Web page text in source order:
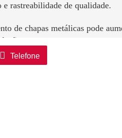
e rastreabilidade de qualidade.
de chapas metálicas pode
o rendimento de
causado pela fadiga do
ao equipamento resulta em
Telefone